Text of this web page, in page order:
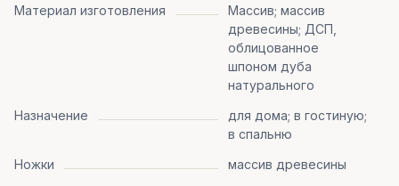
Материал изготовления
Массив; массив
древесины; ДСП,
облицованное
шпоном дуба
натурального
Назначение
для дома; в гостиную;
в спальню
Ножки
массив древесины